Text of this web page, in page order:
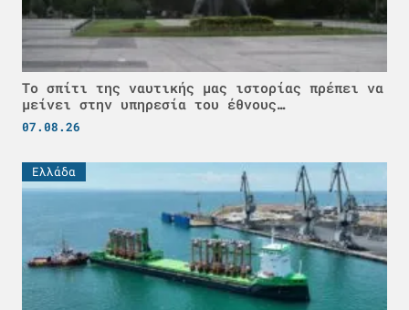
Το σπίτι της ναυτικής μας ιστορίας πρέπει να
μείνει στην υπηρεσία του έθνους…
07.08.26
Ελλάδα